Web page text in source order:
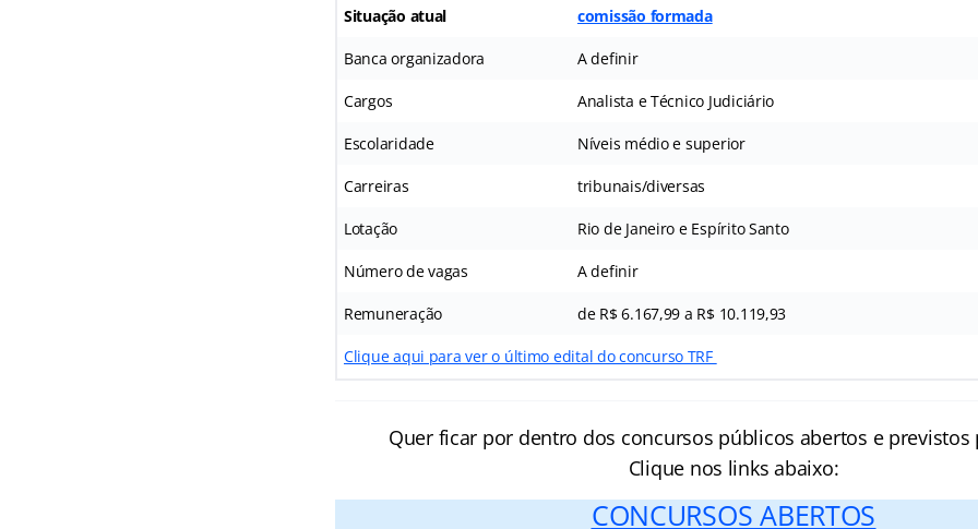
Situação atual comissão formada
Banca organizadora A definir
Cargos Analista e Técnico Judiciário
Escolaridade Níveis médio e superior
Carreiras tribunais/diversas
Lotação Rio de Janeiro e Espírito Santo
Número de vagas A definir
Remuneração de R$ 6.167,99 a R$ 10.119,93
Clique aqui para ver o último edital do concurso TRF
Quer ficar por dentro dos concursos públicos abertos e previstos
Clique nos links abaixo:
CONCURSOS ABERTOS